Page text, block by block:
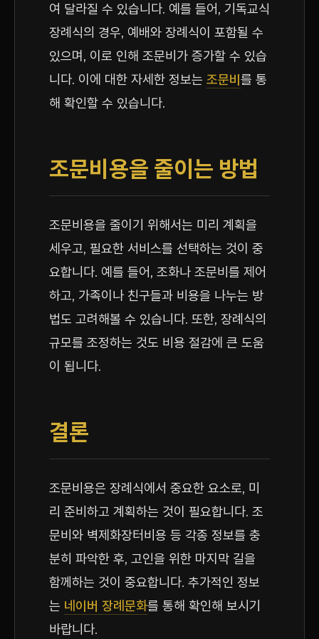
여 달라질 수 있습니다. 예를 들어, 기독교식
장례식의 경우, 예배와 장례식이 포함될 수
있으며, 이로 인해 조문비가 증가할 수 있습
니다. 이에 대한 자세한 정보는 조문비를 통
해 확인할 수 있습니다.
조문비용을 줄이는 방법
조문비용을 줄이기 위해서는 미리 계획을
세우고, 필요한 서비스를 선택하는 것이 중
요합니다. 예를 들어, 조화나 조문비를 제어
하고, 가족이나 친구들과 비용을 나누는 방
법도 고려해볼 수 있습니다. 또한, 장례식의
규모를 조정하는 것도 비용 절감에 큰 도움
이 됩니다.
결론
조문비용은 장례식에서 중요한 요소로, 미
리 준비하고 계획하는 것이 필요합니다. 조
문비와 벽제화장터비용 등 각종 정보를 충
분히 파악한 후, 고인을 위한 마지막 길을
함께하는 것이 중요합니다. 추가적인 정보
는 네이버 장례문화를 통해 확인해 보시기
바랍니다.